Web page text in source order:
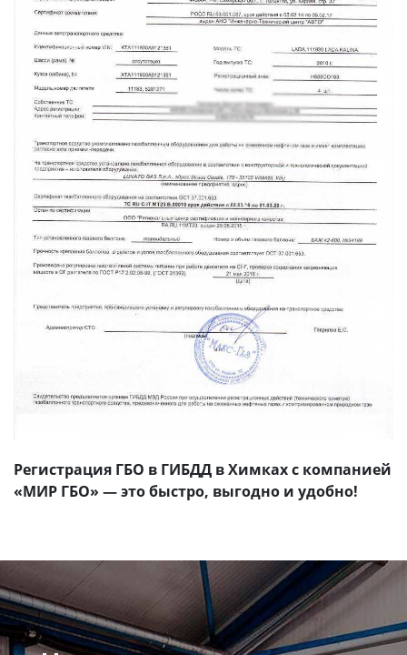
Регистрация ГБО в ГИБДД в Химках с компанией
«МИР ГБО» — это быстро, выгодно и удобно!